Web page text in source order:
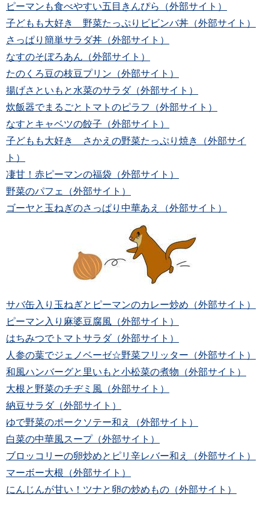
ピーマンも食べやすい五目きんぴら（外部サイト）
子どもも大好き 野菜たっぷりビビンバ丼（外部サイト）
さっぱり簡単サラダ丼（外部サイト）
なすのそぼろあん（外部サイト）
たのくろ豆の枝豆プリン（外部サイト）
揚げさといもと水菜のサラダ（外部サイト）
炊飯器でまるごとトマトのピラフ（外部サイト）
なすとキャベツの餃子（外部サイト）
子どもも大好き さかえの野菜たっぷり焼き（外部サイ
ト）
凄甘！赤ピーマンの福袋（外部サイト）
野菜のパフェ（外部サイト）
ゴーヤと玉ねぎのさっぱり中華あえ（外部サイト）
サバ缶入り玉ねぎとピーマンのカレー炒め（外部サイト）
ピーマン入り麻婆豆腐風（外部サイト）
はちみつでトマトサラダ（外部サイト）
人参の葉でジェノベーゼ☆野菜フリッター（外部サイト）
和風ハンバーグと里いもと小松菜の煮物（外部サイト）
大根と野菜のチヂミ風（外部サイト）
納豆サラダ（外部サイト）
ゆで野菜のポークソテー和え（外部サイト）
白菜の中華風スープ（外部サイト）
ブロッコリーの卵炒めとピリ辛レバー和え（外部サイト）
マーボー大根（外部サイト）
にんじんが甘い！ツナと卵の炒めもの（外部サイト）